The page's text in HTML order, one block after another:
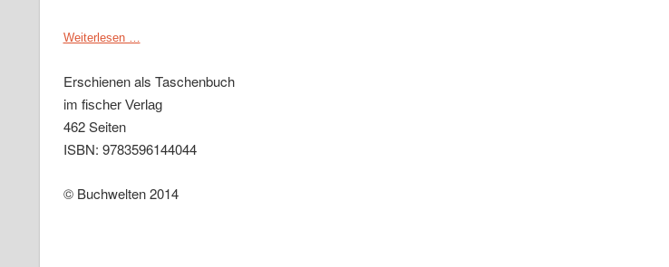
Weiterlesen …
Erschienen als Taschenbuch
im fischer Verlag
462 Seiten
ISBN: 9783596144044
© Buchwelten 2014